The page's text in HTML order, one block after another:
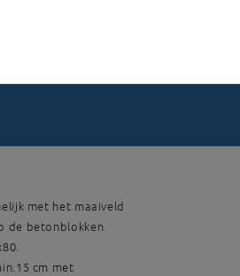
met het maaiveld
de betonblokken
cm met